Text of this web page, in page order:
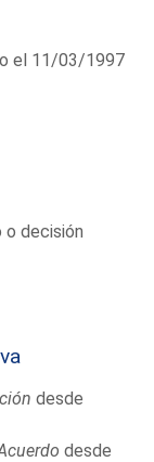
el 11/03/1997
o decisión
desde
desde